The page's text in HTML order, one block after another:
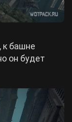
к башне
он будет